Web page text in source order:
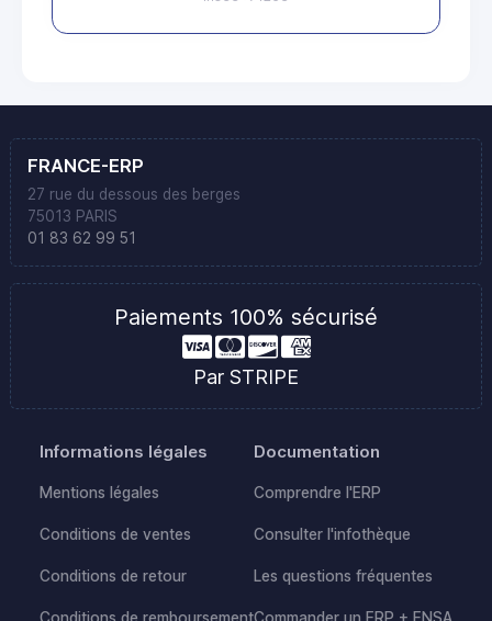
FRANCE-ERP
27 rue du dessous des berges
75013 PARIS
01 83 62 99 51
Paiements 100% sécurisé
Par STRIPE
Informations légales
Mentions légales
Conditions de ventes
Conditions de retour
Documentation
Comprendre l'ERP
Consulter l'infothèque
Les questions fréquentes